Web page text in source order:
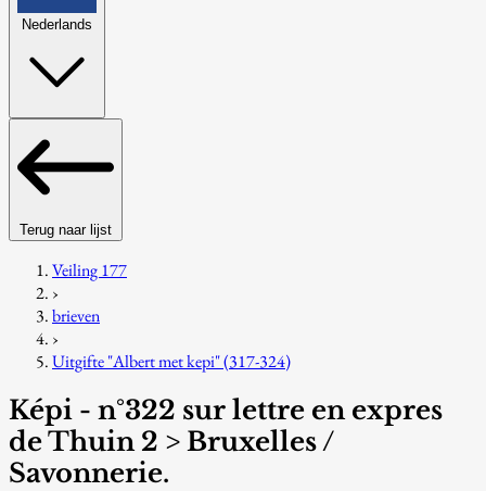
Nederlands
Terug naar lijst
Veiling 177
›
brieven
›
Uitgifte "Albert met kepi" (317-324)
Képi - n°322 sur lettre en expres
de Thuin 2 > Bruxelles /
Savonnerie.